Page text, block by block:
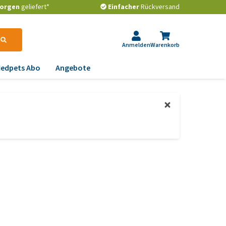
geliefert* EinfacherRückversand
AnmeldenWarenkorb
Abo Angebote